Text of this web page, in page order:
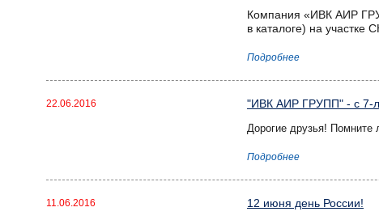
Компания «ИВК АИР
в каталоге) на участке
Подробнее
22.06.2016 "ИВК АИР ГРУПП" - с 7-
Дорогие друзья! Помните
Подробнее
11.06.2016
12 июня день России!